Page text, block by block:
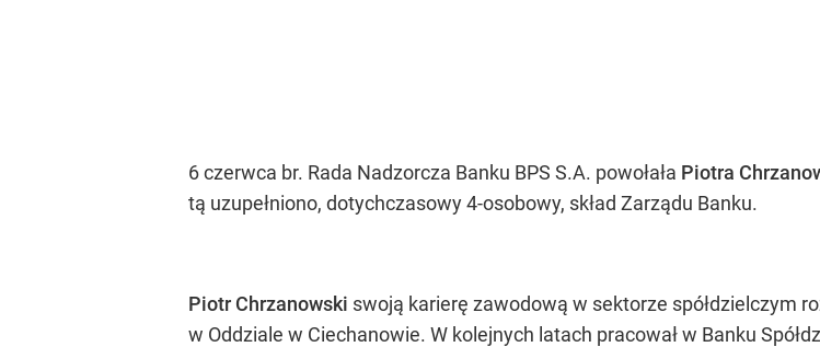
6 czerwca br. Rada Nadzorcza Banku BPS S.A. powołała Piotra
tą uzupełniono, dotychczasowy 4-osobowy, skład Zarządu Banku.
Piotr Chrzanowski swoją karierę zawodową w sektorze spółdzielczym
w Oddziale w Ciechanowie. W kolejnych latach pracował w Banku